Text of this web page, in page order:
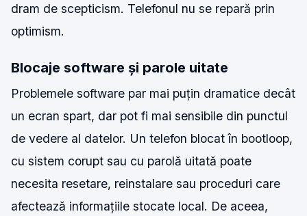
dram de scepticism. Telefonul nu se repară prin
optimism.
Blocaje software și parole uitate
Problemele software par mai puțin dramatice decât
un ecran spart, dar pot fi mai sensibile din punctul
de vedere al datelor. Un telefon blocat în bootloop,
cu sistem corupt sau cu parolă uitată poate
necesita resetare, reinstalare sau proceduri care
afectează informațiile stocate local. De aceea,